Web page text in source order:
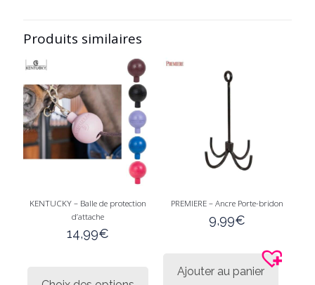
Produits similaires
KENTUCKY – Balle de protection
d’attache
14,99€
produit
PREMIERE – Ancre Porte-bridon
9,99€
Ajouter au panier